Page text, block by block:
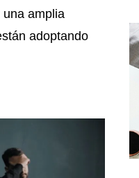
amplia
adoptando